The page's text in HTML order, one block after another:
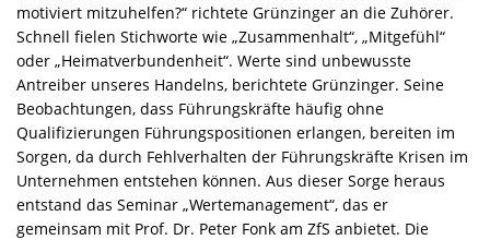
motiviert mitzuhelfen?“ richtete Grünzinger an die Zuhörer.
Schnell fielen Stichworte wie „Zusammenhalt“, „Mitgefühl“
oder „Heimatverbundenheit“. Werte sind unbewusste
Antreiber unseres Handelns, berichtete Grünzinger. Seine
Beobachtungen, dass Führungskräfte häufig ohne
Qualifizierungen Führungspositionen erlangen, bereiten im
Sorgen, da durch Fehlverhalten der Führungskräfte Krisen im
Unternehmen entstehen können. Aus dieser Sorge heraus
entstand das Seminar „Wertemanagement“, das er
gemeinsam mit Prof. Dr. Peter Fonk am ZfS anbietet. Die